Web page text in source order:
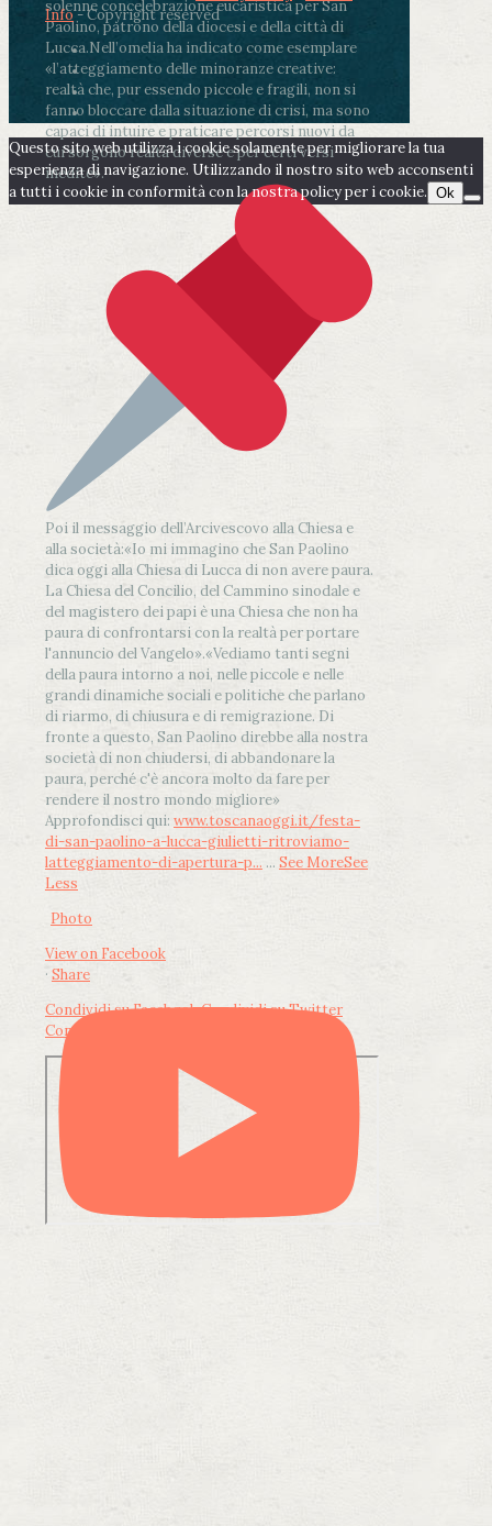
solenne concelebrazione eucaristica per San
Paolino, patrono della diocesi e della città di
Lucca.Nell’omelia ha indicato come esemplare
«l’atteggiamento delle minoranze creative:
realtà che, pur essendo piccole e fragili, non si
fanno bloccare dalla situazione di crisi, ma sono
capaci di intuire e praticare percorsi nuovi da
cui sorgono realtà diverse e per certi versi
inedite».
Poi il messaggio dell’Arcivescovo alla Chiesa e
alla società:«Io mi immagino che San Paolino
dica oggi alla Chiesa di Lucca di non avere paura.
La Chiesa del Concilio, del Cammino sinodale e
del magistero dei papi è una Chiesa che non ha
paura di confrontarsi con la realtà per portare
l'annuncio del Vangelo».«Vediamo tanti segni
della paura intorno a noi, nelle piccole e nelle
grandi dinamiche sociali e politiche che parlano
di riarmo, di chiusura e di remigrazione. Di
fronte a questo, San Paolino direbbe alla nostra
società di non chiudersi, di abbandonare la
paura, perché c'è ancora molto da fare per
rendere il nostro mondo migliore»
Approfondisci qui: www.toscanaoggi.it/festa-
di-san-paolino-a-lucca-giulietti-ritroviamo-
latteggiamento-di-apertura-p... ... See MoreSee
Less
Photo
View on Facebook
· Share
Condividi su FacebookCondividi su Twitter
Condividi su LinkedIn
Info- Copyright reserved
Questo sito web utilizza i cookie solamente per migliorare la tua
esperienza di navigazione. Utilizzando il nostro sito web acconsenti
a tutti i cookie in conformità con la nostra policy per i cookie. Ok